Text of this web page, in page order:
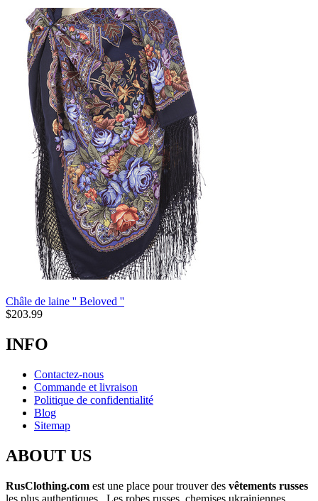
Châle de laine '' Beloved ''
$203.99
INFO
Contactez-nous
Commande et livraison
Politique de confidentialité
Blog
Sitemap
ABOUT US
RusClothing.com est une place pour trouver des vêtements russes
les plus authentiques . Les robes russes, chemises ukrainiennes,